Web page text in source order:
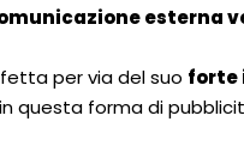
esterna
per via del suo forte
questa forma di